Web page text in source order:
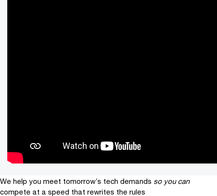
We help you meet tomorrow’s tech demands so you can
compete at a speed that rewrites the rules